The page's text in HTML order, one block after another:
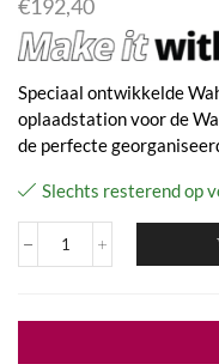
€192,40
Speciaal ontwikkelde
oplaadstation voor de
de perfecte
Slechts resterend op
Power